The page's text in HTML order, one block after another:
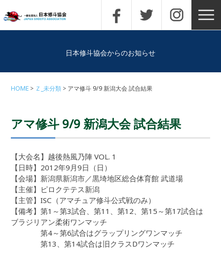
日本修斗協会からのお知らせ
HOME Ｚ_未分類 アマ修斗 9/9 新潟大会 試合結果
アマ修斗 9/9 新潟大会 試合結果
【大会名】越後熱風乃陣 VOL. 1
【日時】2012年9月9日（日）
【会場】新潟県新潟市／黒埼地区総合体育館 武道場
【主催】ピロクテテス新潟
【主管】ISC（アマチュア修斗公式戦のみ）
【備考】第1～第3試合、第11、第12、第15～第17試合は
ブラジリアン柔術ワンマッチ
第4～第6試合はグラップリングワンマッチ
第13、第14試合は旧クラスDワンマッチ